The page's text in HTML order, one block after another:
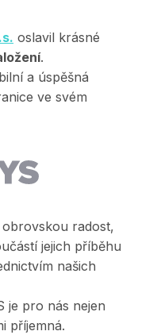
oslavil krásné
.
a úspěšná
ve svém
obrovskou radost,
jejich příběhu
našich
je pro nás nejen
příjemná.